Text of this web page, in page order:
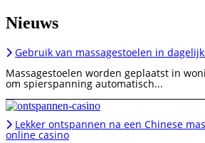
Nieuws
Gebruik van massagestoelen in
Massagestoelen worden geplaatst in
om spierspanning automatisch...
Lekker ontspannen na een Chinese
online casino